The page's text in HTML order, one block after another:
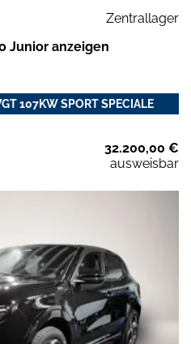
Zentrallager
Junior anzeigen
107KW SPORT SPECIALE
32.200,00 €
ausweisbar